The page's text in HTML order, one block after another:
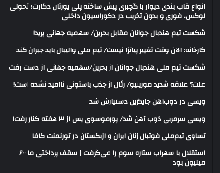
انواع قاب بندی دیوار با گچبری پیش ساخته پلی یورتان دکارت؛ تحولی
لوکس، فوری و بدون تخریب در دکوراسیون داخلی
شکست تیم هندبال جوانان مقابل بحرین/ سهمیه جهانی پرید!
کارخانه: الان وقت تغییر پیاتزا نیست/ تیم ملی والیبال باید جبران کند
شکست تیم ملی هندبال جوانان از بحرین/سهمیه جهانی از دست رفت
علت؟ علاقه شدید مورینیو/ رئال از جذب باستونی ناامید نشده است!
ویسی در ذوب‌آهن جایگزین دستیارش شد
ویسی سرمربی ذوب آهن شد/ پورموسوی پس از ۳ هفته کنار رفت!
تساوی تیم‌ملی فوتبال زنان ایران و ازبکستان در تورنمنت کافا
استقلال با سهراب ستاره سوم را می‌گرفت | سقف پرداختی ما ۶۰۰
میلیون بود